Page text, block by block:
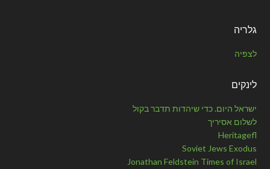
גלריה
לצפיה
לינקים
ישראל היום. כדי שיהדות תדבר בקול
לשלום אסיריך
Heritagefl
Soviet Jews Exodus
Jonathan Feldstein Times of Israel